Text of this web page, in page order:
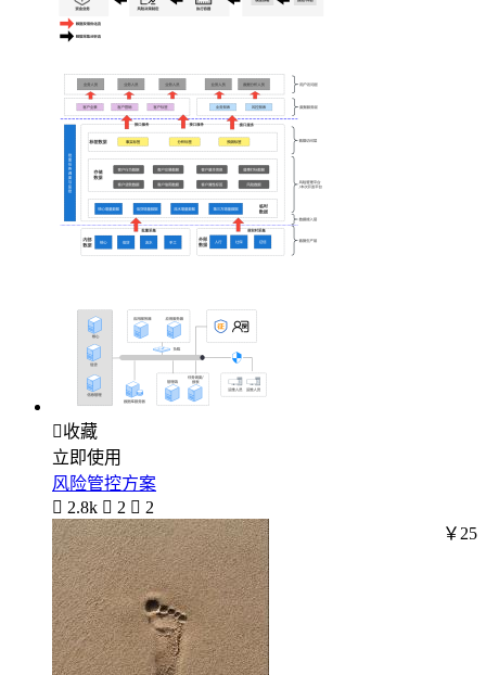
收藏
立即使用
风险管控方案
 2.8k  2  2
￥25